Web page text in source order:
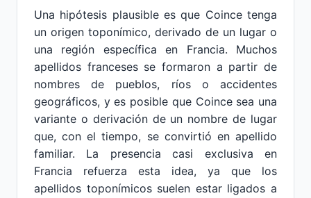
Una hipótesis plausible es que Coince tenga
un origen toponímico, derivado de un lugar o
una región específica en Francia. Muchos
apellidos franceses se formaron a partir de
nombres de pueblos, ríos o accidentes
geográficos, y es posible que Coince sea una
variante o derivación de un nombre de lugar
que, con el tiempo, se convirtió en apellido
familiar. La presencia casi exclusiva en
Francia refuerza esta idea, ya que los
apellidos toponímicos suelen estar ligados a